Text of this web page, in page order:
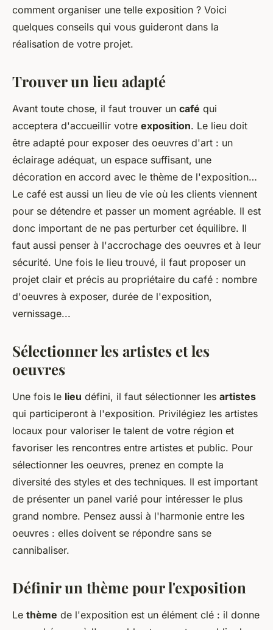
comment organiser une telle exposition ? Voici
quelques conseils qui vous guideront dans la
réalisation de votre projet.
Trouver un lieu adapté
Avant toute chose, il faut trouver un café qui
acceptera d'accueillir votre exposition. Le lieu doit
être adapté pour exposer des oeuvres d'art : un
éclairage adéquat, un espace suffisant, une
décoration en accord avec le thème de l'exposition…
Le café est aussi un lieu de vie où les clients viennent
pour se détendre et passer un moment agréable. Il est
donc important de ne pas perturber cet équilibre. Il
faut aussi penser à l'accrochage des oeuvres et à leur
sécurité. Une fois le lieu trouvé, il faut proposer un
projet clair et précis au propriétaire du café : nombre
d'oeuvres à exposer, durée de l'exposition,
vernissage...
Sélectionner les artistes et les
oeuvres
Une fois le lieu défini, il faut sélectionner les artistes
qui participeront à l'exposition. Privilégiez les artistes
locaux pour valoriser le talent de votre région et
favoriser les rencontres entre artistes et public. Pour
sélectionner les oeuvres, prenez en compte la
diversité des styles et des techniques. Il est important
de présenter un panel varié pour intéresser le plus
grand nombre. Pensez aussi à l'harmonie entre les
oeuvres : elles doivent se répondre sans se
cannibaliser.
Définir un thème pour l'exposition
Le thème de l'exposition est un élément clé : il donne